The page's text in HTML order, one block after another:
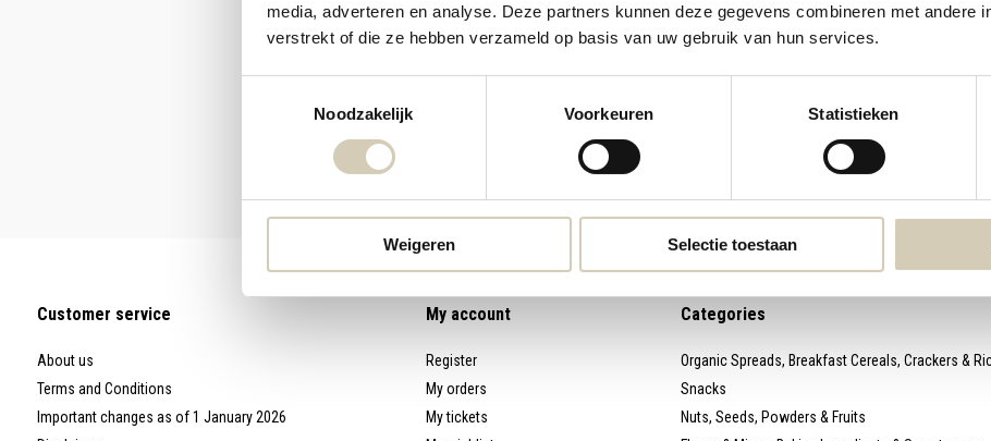
media, adverteren en analyse. Deze partners kunnen deze gegevens combineren met andere
verstrekt of die ze hebben verzameld op basis van uw gebruik van hun services.
Noodzakelijk
Voorkeuren Statistieken
Weigeren Selectie toestaan
webshop@desmaakspecialist.nl
Meld je
* Read
Customer service
About us
Terms and Conditions
Important changes as of 1 January 2026
My account
Register
My orders
My tickets
Categories
Organic Spreads, Breakfast Cereals, Crackers &
Snacks
Nuts, Seeds, Powders & Fruits